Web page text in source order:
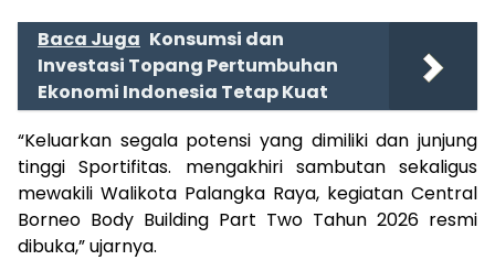
Baca Juga Konsumsi dan
Investasi Topang Pertumbuhan
Ekonomi Indonesia Tetap Kuat
“Keluarkan segala potensi yang dimiliki dan junjung
tinggi Sportifitas. mengakhiri sambutan sekaligus
mewakili Walikota Palangka Raya, kegiatan Central
Borneo Body Building Part Two Tahun 2026 resmi
dibuka,” ujarnya.